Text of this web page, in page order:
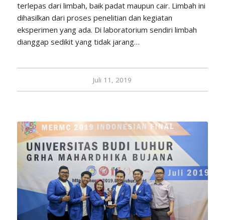
terlepas dari limbah, baik padat maupun cair. Limbah ini
dihasilkan dari proses penelitian dan kegiatan
eksperimen yang ada. Di laboratorium sendiri limbah
dianggap sedikit yang tidak jarang…
Juli 11, 2019